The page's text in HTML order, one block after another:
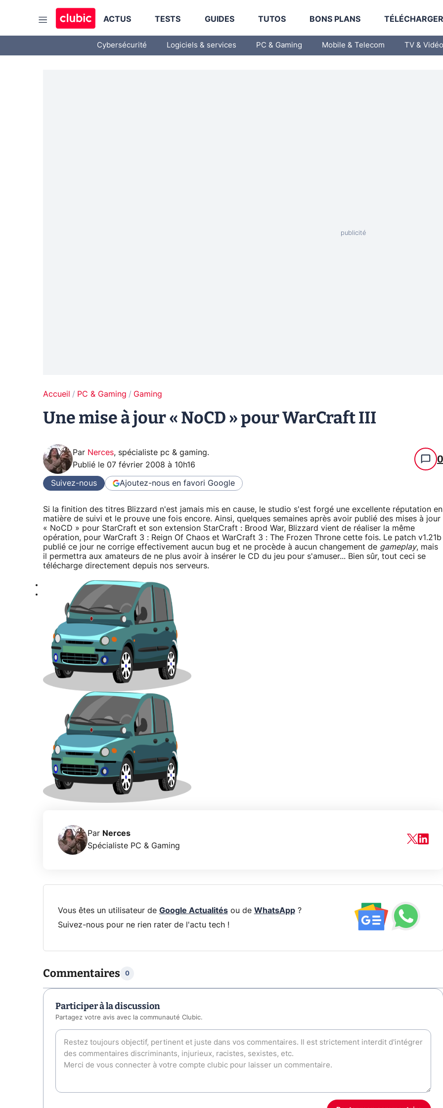
ACTUS TESTS GUIDES TUTOS BONS PLANS
Cybersécurité Logiciels & services PC & Gaming Mobile & Telecom TV & Vidéo
Accueil PC & Gaming Gaming
Une mise à jour « NoCD » pour WarCraft III
Par Nerces, spécialiste pc & gaming.
Publié le 07 février 2008 à 10h16 0
Suivez-nous Ajoutez-nous en favori Google
Si la finition des titres Blizzard n'est jamais mis en cause, le studio s'est forgé une excellente réputation en
matière de suivi et le prouve une fois encore. Ainsi, quelques semaines après avoir publié des mises à jour
« NoCD » pour StarCraft et son extension StarCraft : Brood War, Blizzard vient de réaliser la même
opération, pour WarCraft 3 : Reign Of Chaos et WarCraft 3 : The Frozen Throne cette fois. Le patch v1.21b
publié ce jour ne corrige effectivement aucun bug et ne procède à aucun changement de gameplay, mais
il permettra aux amateurs de ne plus avoir à insérer le CD du jeu pour s'amuser... Bien sûr, tout ceci se
télécharge directement depuis nos serveurs.
Par Nerces
Spécialiste PC & Gaming
Vous êtes un utilisateur de Google Actualitésou de WhatsApp?
Suivez-nous pour ne rien rater de l'actu tech !
Commentaires 0
Participer à la discussion
Partagez votre avis avec la communauté Clubic.